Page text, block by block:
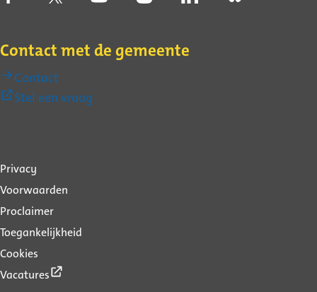
Contact met de gemeente
Contact
Stel een vraag
Over
deze
website
Privacy
Voorwaarden
Proclaimer
Toegankelijkheid
Cookies
Vacatures